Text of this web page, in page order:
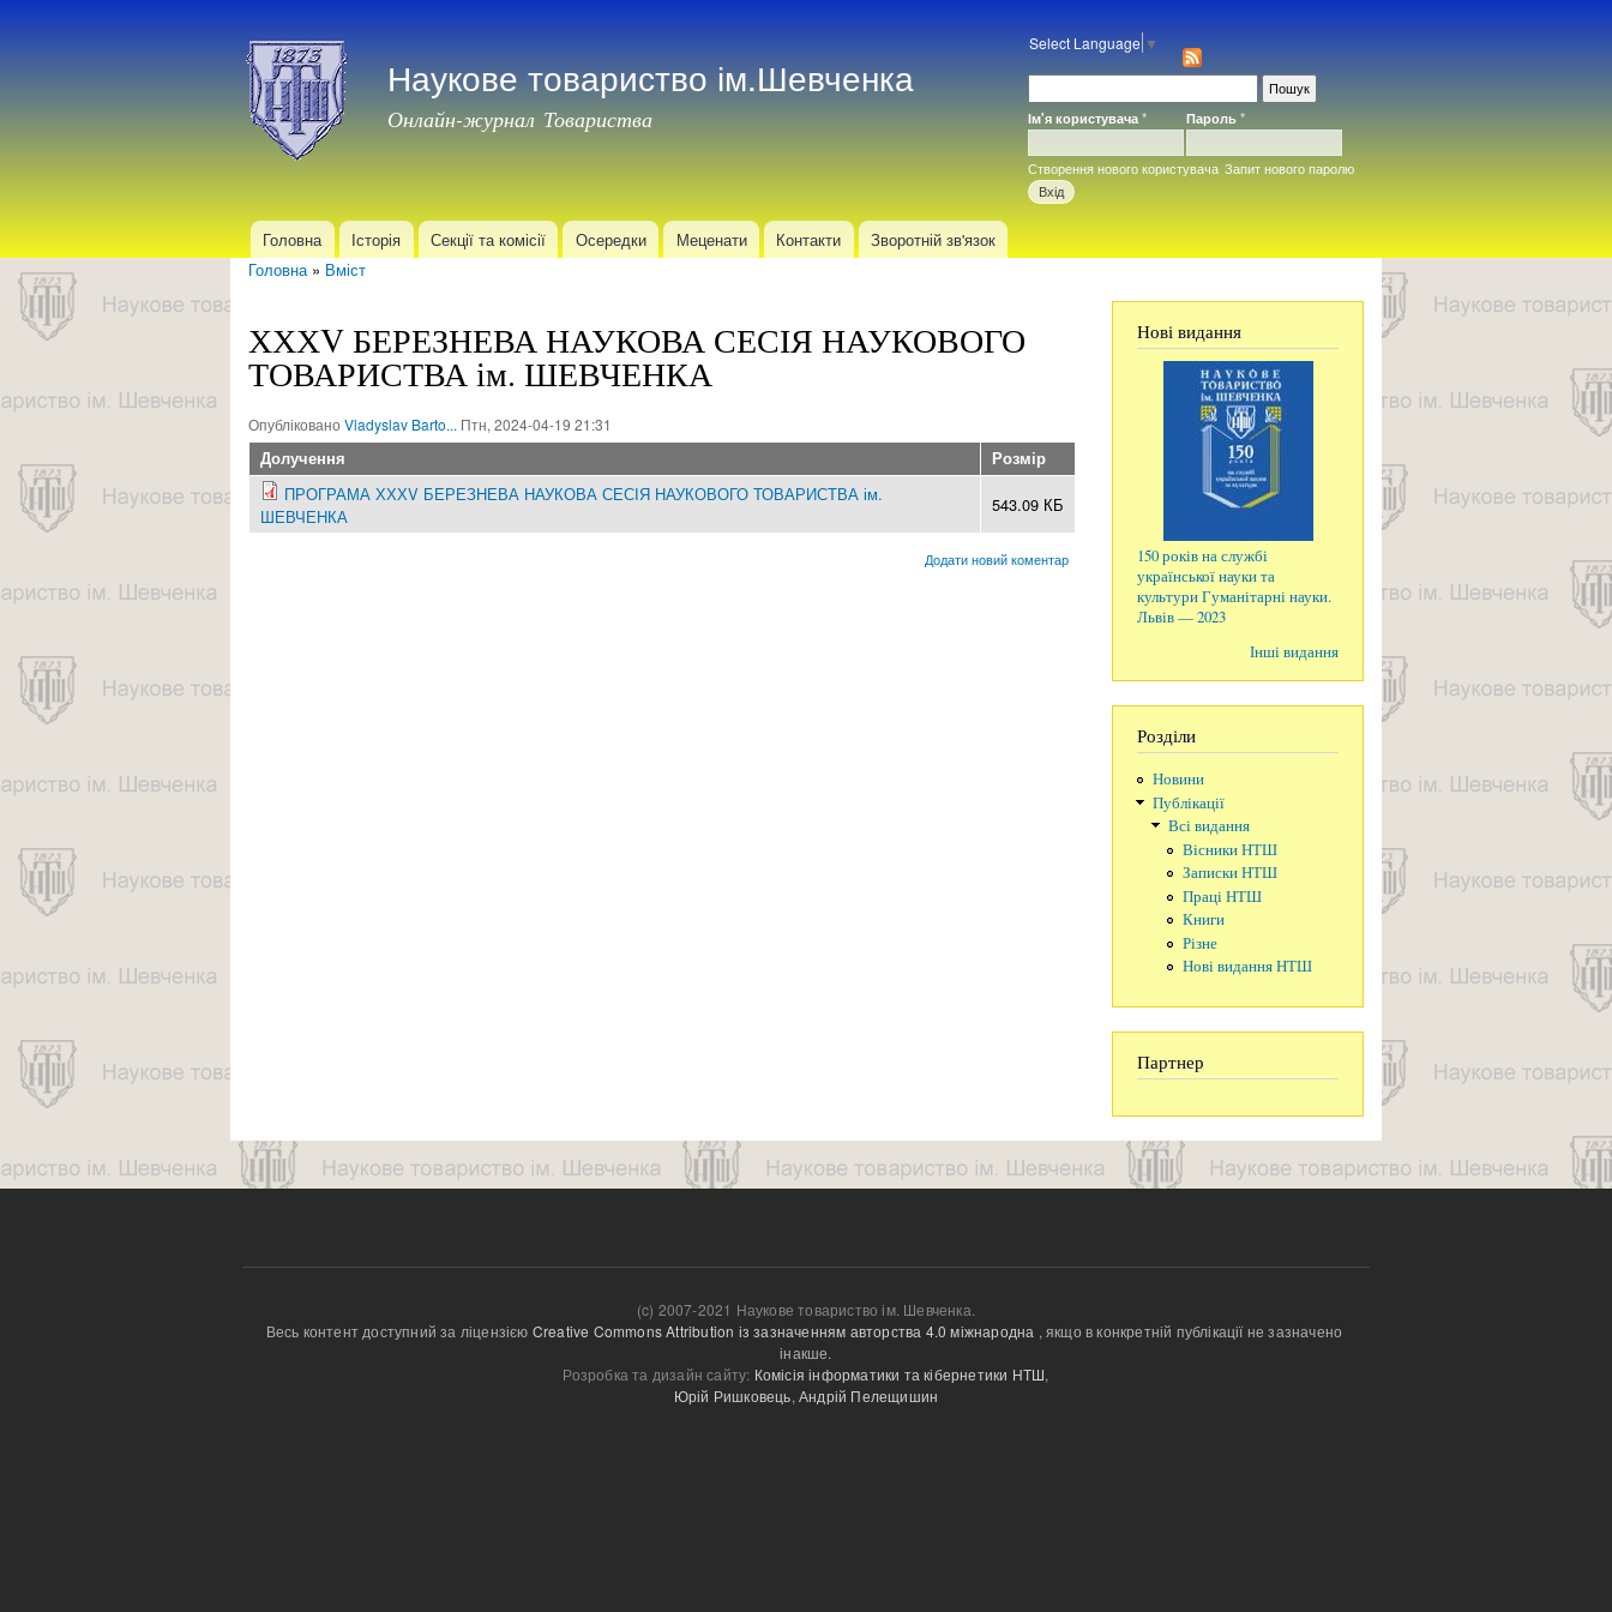
основного
матеріалу
Наукове товариство ім.Шевченка
Онлайн-журнал Товариства
Select Language ▼
Вхід
Ім'я користувача* Пароль*
Створення нового користувача Запит нового паролю
Головне меню
Головна Історія Секції та комісії Осередки Меценати Контакти Зворотній зв'язок
Головна» Вміст
ХХХV БЕРЕЗНЕВА НАУКОВА СЕСІЯ НАУКОВОГО
ТОВАРИСТВА ім. ШЕВЧЕНКА
Опубліковано Vladyslav Barto... Птн, 2024-04-19 21:31
Долучення Розмір
ПРОГРАМА ХХХV БЕРЕЗНЕВА НАУКОВА СЕСІЯ НАУКОВОГО ТОВАРИСТВА ім.
ШЕВЧЕНКА
543.09 КБ
Додати новий коментар
Нові видання
150 років на службі
української науки та
культури Гуманітарні науки.
Львів — 2023
Інші видання
Розділи
Новини
Публікації
Всі видання
Вісники НТШ
Записки НТШ
Праці НТШ
Книги
Різне
Нові видання НТШ
Партнер
(c) 2007-2021 Наукове товариство ім. Шевченка.
Весь контент доступний за ліцензією Creative Commons Attribution із зазначенням авторства 4.0 міжнародна , якщо в конкретній публікації не зазначено
інакше.
Розробка та дизайн сайту: Комісія інформатики та кібернетики НТШ,
Юрій Ришковець, Андрій Пелещишин